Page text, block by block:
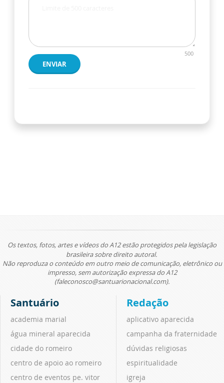
500
ENVIAR
Os textos, fotos, artes e vídeos do A12 estão protegidos pela legislação
brasileira sobre direito autoral.
Não reproduza o conteúdo em outro meio de comunicação, eletrônico ou
impresso, sem autorização expressa do A12
(faleconosco@santuarionacional.com).
Santuário
academia marial
água mineral aparecida
cidade do romeiro
centro de apoio ao romeiro
centro de eventos pe. vitor
Redação
aplicativo aparecida
campanha da fraternidade
dúvidas religiosas
espiritualidade
igreja